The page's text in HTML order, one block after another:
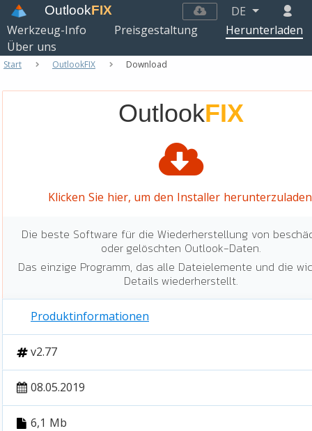
OutlookFIX
Werkzeug-Info Preisgestaltung
Herunterladen
Über uns
DE
Start OutlookFIX Download
OutlookFIX
Klicken Sie hier, um den Installer
Die beste Software für die Wiederherstellung von
oder gelöschten Outlook-Daten.
Das einzige Programm, das alle Dateielemente und die
Details wiederherstellt.
Produktinformationen
v2.77
08.05.2019
6,1 Mb